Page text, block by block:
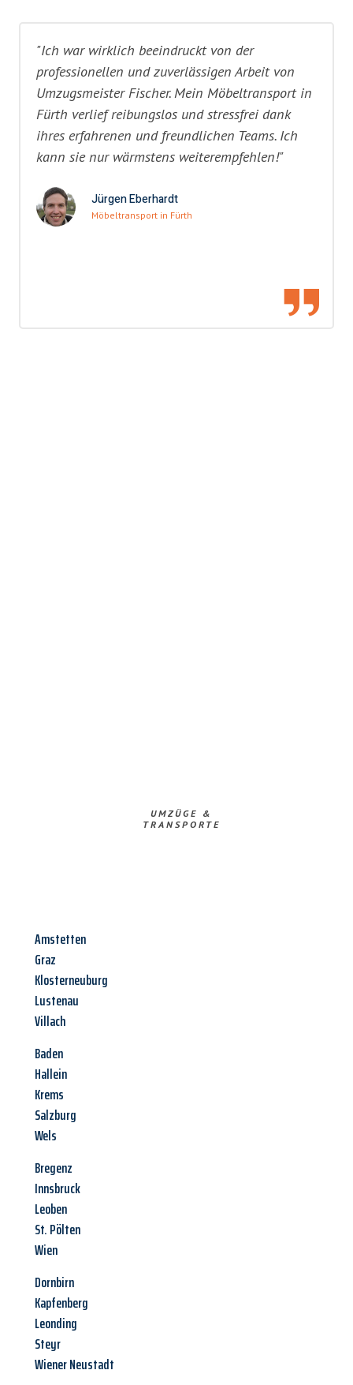
"Ich war wirklich beeindruckt von der
professionellen und zuverlässigen Arbeit von
Umzugsmeister Fischer. Mein Möbeltransport in
Fürth verlief reibungslos und stressfrei dank
ihres erfahrenen und freundlichen Teams. Ich
kann sie nur wärmstens weiterempfehlen!"
Jürgen Eberhardt
Möbeltransport in Fürth
UMZÜGE &
TRANSPORTE
Amstetten
Graz
Klosterneuburg
Lustenau
Villach
Baden
Hallein
Krems
Salzburg
Wels
Bregenz
Innsbruck
Leoben
St. Pölten
Wien
Dornbirn
Kapfenberg
Leonding
Steyr
Wiener Neustadt